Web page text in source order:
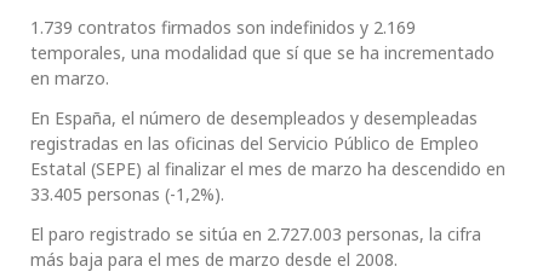
1.739 contratos firmados son indefinidos y 2.169
temporales, una modalidad que sí que se ha incrementado
en marzo.
En España, el número de desempleados y desempleadas
registradas en las oficinas del Servicio Público de Empleo
Estatal (SEPE) al finalizar el mes de marzo ha descendido en
33.405 personas (-1,2%).
El paro registrado se sitúa en 2.727.003 personas, la cifra
más baja para el mes de marzo desde el 2008.